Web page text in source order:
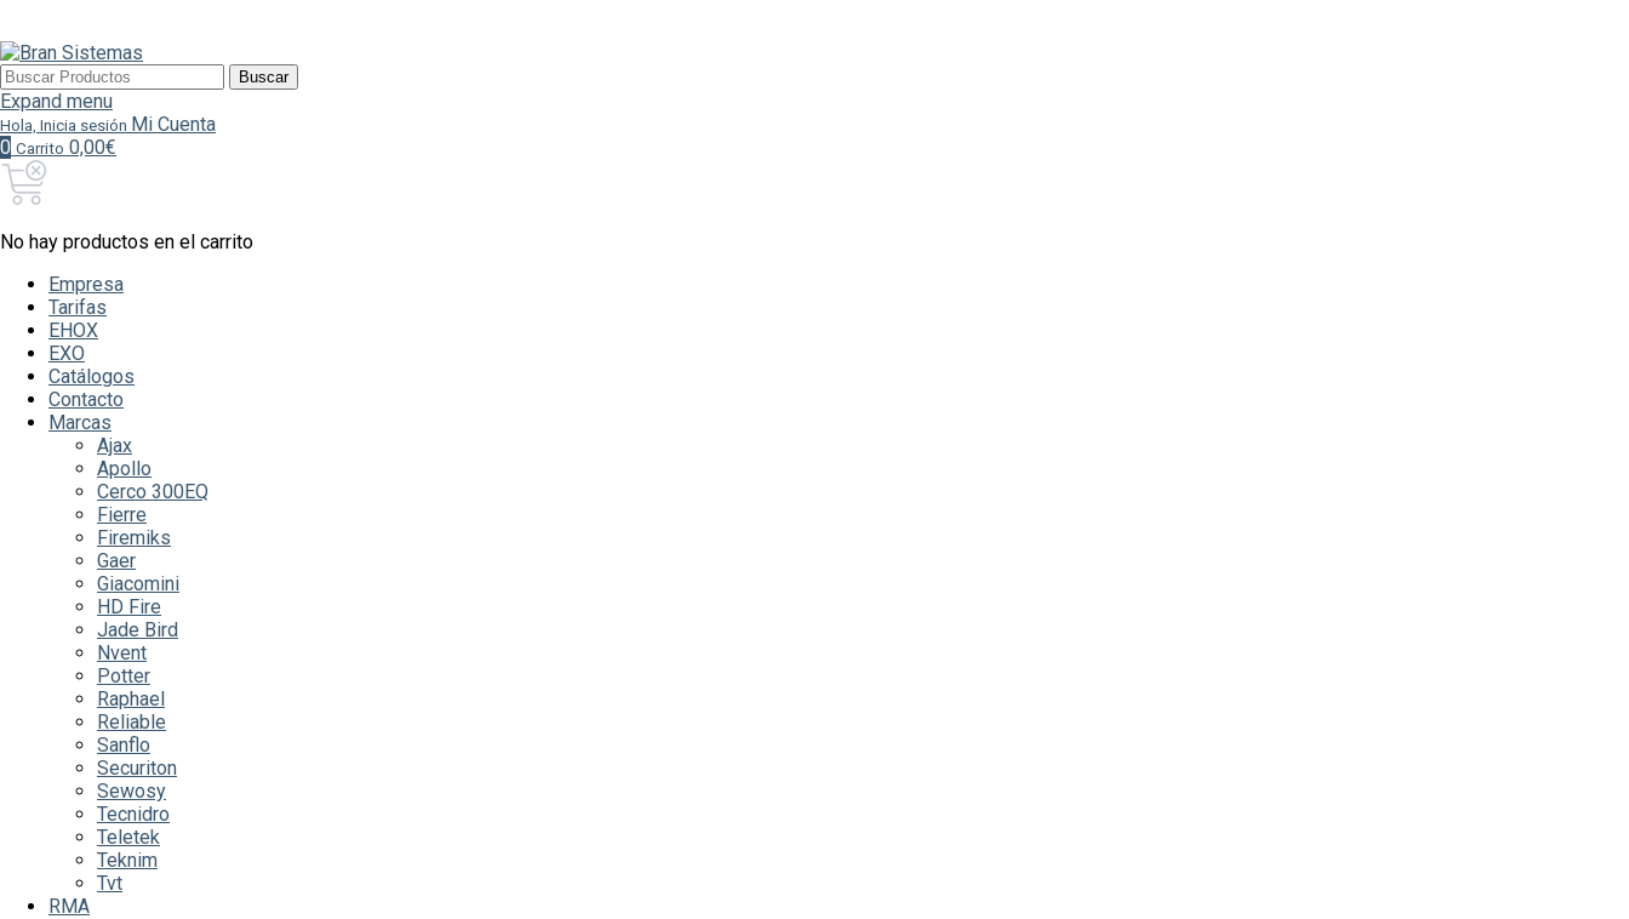
Buscar
por:
Buscar
Expand menu
Hola, Inicia sesión Mi Cuenta
0 Carrito 0,00€
No hay productos en el carrito
Empresa
Tarifas
EHOX
EXO
Catálogos
Contacto
Marcas
Ajax
Apollo
Cerco 300EQ
Fierre
Firemiks
Gaer
Giacomini
HD Fire
Jade Bird
Nvent
Potter
Raphael
Reliable
Sanflo
Securiton
Sewosy
Tecnidro
Teletek
Teknim
Tvt
RMA